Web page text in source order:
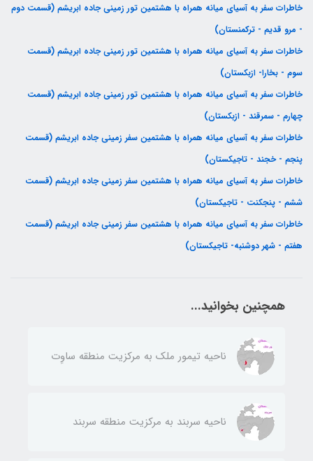
خاطرات سفر به آسیای میانه همراه با هشتمین تور زمینی جاده ابریشم (قسمت دوم
- مرو قدیم - ترکمنستان)
خاطرات سفر به آسیای میانه همراه با هشتمین تور زمینی جاده ابریشم (قسمت
سوم - بخارا- ازبکستان)
خاطرات سفر به آسیای میانه همراه با هشتمین تور زمینی جاده ابریشم (قسمت
چهارم - سمرقند - ازبکستان)
خاطرات سفر به آسیای میانه همراه با هشتمین سفر زمینی جاده ابریشم (قسمت
پنجم - خجند - تاجیکستان)
خاطرات سفر به آسیای میانه همراه با هشتمین سفر زمینی جاده ابریشم (قسمت
ششم - پنجکنت - تاجیکستان)
خاطرات سفر به آسیای میانه همراه با هشتمین سفر زمینی جاده ابریشم (قسمت
هفتم - شهر دوشنبه- تاجیکستان)
همچنین بخوانید...
ناحيه تيمور ملك به مركزيت منطقه ساوِت
ناحيه سربند به مركزيت منطقه سربند